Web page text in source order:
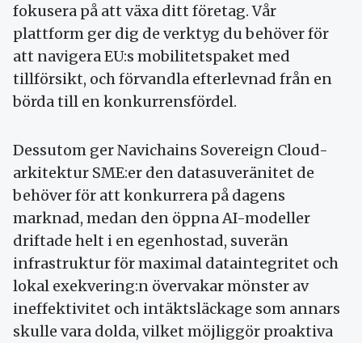
fokusera på att växa ditt företag. Vår
plattform ger dig de verktyg du behöver för
att navigera EU:s mobilitetspaket med
tillförsikt, och förvandla efterlevnad från en
börda till en konkurrensfördel.
Dessutom ger Navichains Sovereign Cloud-
arkitektur SME:er den datasuveränitet de
behöver för att konkurrera på dagens
marknad, medan den öppna AI-modeller
driftade helt i en egenhostad, suverän
infrastruktur för maximal dataintegritet och
lokal exekvering:n övervakar mönster av
ineffektivitet och intäktsläckage som annars
skulle vara dolda, vilket möjliggör proaktiva